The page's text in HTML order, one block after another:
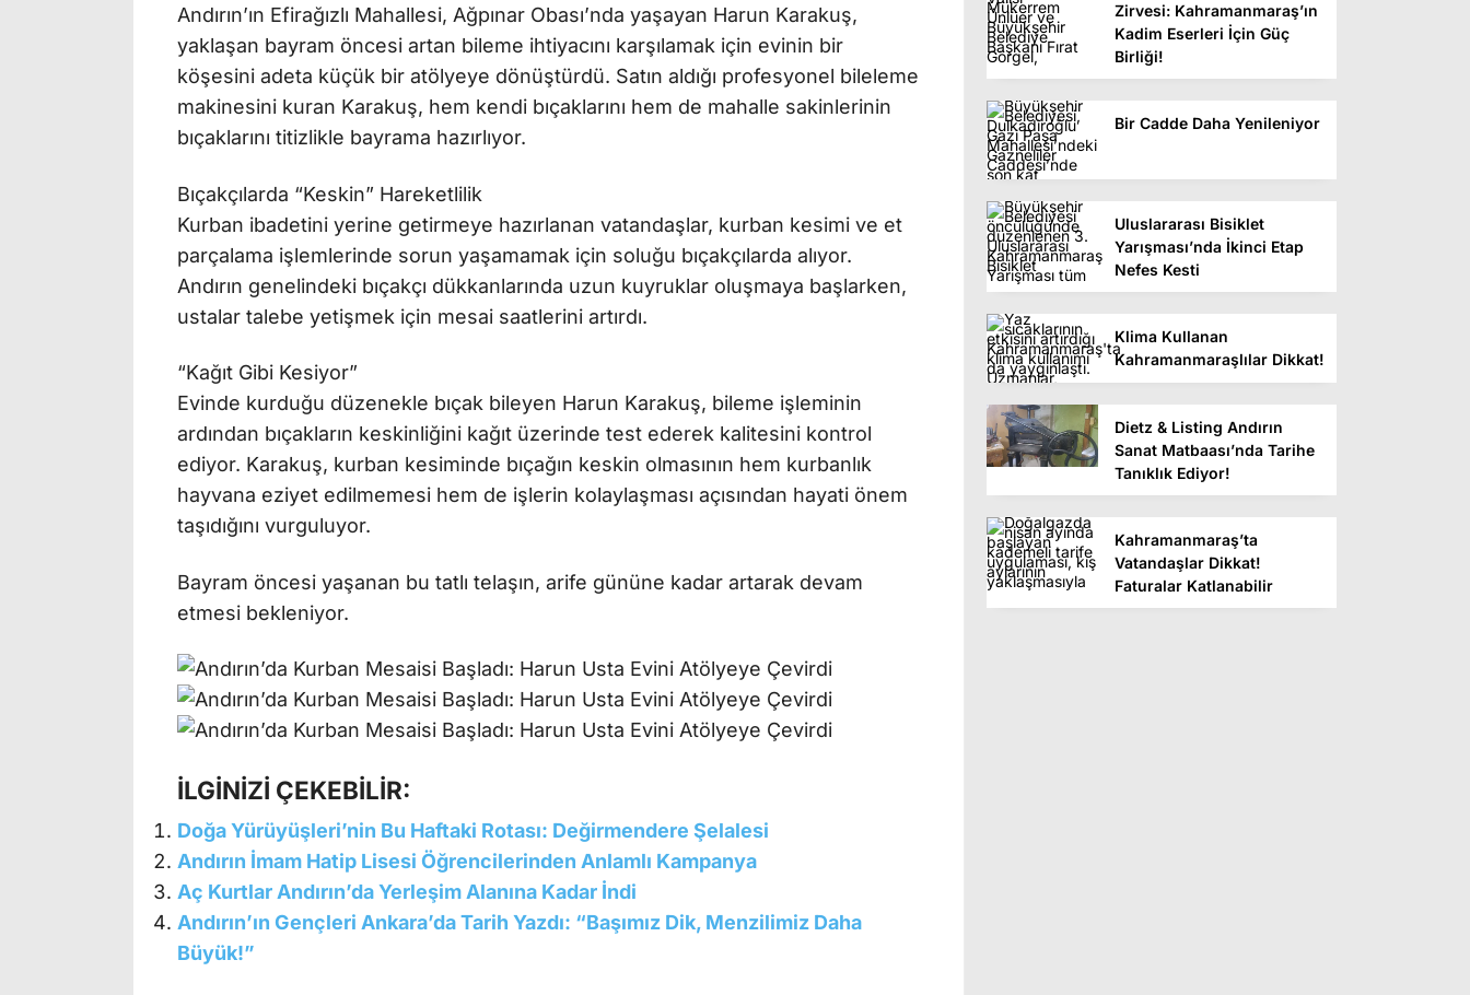
Andırın’ın Efirağızlı Mahallesi, Ağpınar Obası’nda yaşayan Harun Karakuş,
yaklaşan bayram öncesi artan bileme ihtiyacını karşılamak için evinin bir
köşesini adeta küçük bir atölyeye dönüştürdü. Satın aldığı profesyonel bileleme
makinesini kuran Karakuş, hem kendi bıçaklarını hem de mahalle sakinlerinin
bıçaklarını titizlikle bayrama hazırlıyor.
Bıçakçılarda “Keskin” Hareketlilik
Kurban ibadetini yerine getirmeye hazırlanan vatandaşlar, kurban kesimi ve et
parçalama işlemlerinde sorun yaşamamak için soluğu bıçakçılarda alıyor.
Andırın genelindeki bıçakçı dükkanlarında uzun kuyruklar oluşmaya başlarken,
ustalar talebe yetişmek için mesai saatlerini artırdı.
“Kağıt Gibi Kesiyor”
Evinde kurduğu düzenekle bıçak bileyen Harun Karakuş, bileme işleminin
ardından bıçakların keskinliğini kağıt üzerinde test ederek kalitesini kontrol
ediyor. Karakuş, kurban kesiminde bıçağın keskin olmasının hem kurbanlık
hayvana eziyet edilmemesi hem de işlerin kolaylaşması açısından hayati önem
taşıdığını vurguluyor.
Bayram öncesi yaşanan bu tatlı telaşın, arife gününe kadar artarak devam
etmesi bekleniyor.
İLGİNİZİ ÇEKEBİLİR:
Doğa Yürüyüşleri’nin Bu Haftaki Rotası: Değirmendere Şelalesi
Andırın İmam Hatip Lisesi Öğrencilerinden Anlamlı Kampanya
Aç Kurtlar Andırın’da Yerleşim Alanına Kadar İndi
Andırın’ın Gençleri Ankara’da Tarih Yazdı: “Başımız Dik, Menzilimiz Daha
Büyük!”
Zirvesi: Kahramanmaraş’ın
Kadim Eserleri İçin Güç
Birliği!
Bir Cadde Daha Yenileniyor
Uluslararası Bisiklet
Yarışması’nda İkinci Etap
Nefes Kesti
Klima Kullanan
Kahramanmaraşlılar Dikkat!
Dietz & Listing Andırın
Sanat Matbaası’nda Tarihe
Tanıklık Ediyor!
Kahramanmaraş’ta
Vatandaşlar Dikkat!
Faturalar Katlanabilir